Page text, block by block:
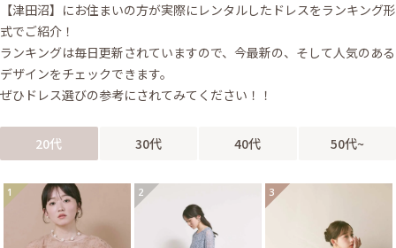
【津田沼】にお住まいの方が実際にレンタルしたドレスをランキング形
式でご紹介！
ランキングは毎日更新されていますので、今最新の、そして人気のある
デザインをチェックできます。
ぜひドレス選びの参考にされてみてください！！
20代 30代 40代 50代~
1 2 3